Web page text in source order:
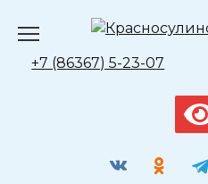
содержанию
+7 (86367) 5-23-07